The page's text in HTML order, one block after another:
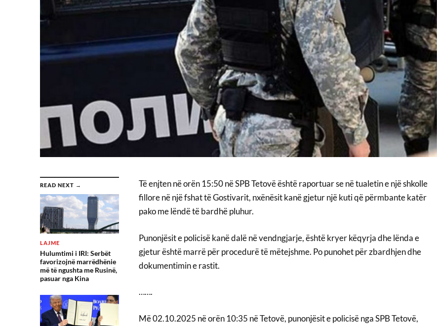
READ NEXT →
LAJME
Hulumtimi i IRI: Serbët
favorizojnë marrëdhënie
më të ngushta me Rusinë,
pasuar nga Kina
Të enjten në orën 15:50 në SPB Tetovë është raportuar se në tualetin e një shkolle
fillore në një fshat të Gostivarit, nxënësit kanë gjetur një kuti që përmbante katër
pako me lëndë të bardhë pluhur.
Punonjësit e policisë kanë dalë në vendngjarje, është kryer këqyrja dhe lënda e
gjetur është marrë për procedurë të mëtejshme. Po punohet për zbardhjen dhe
dokumentimin e rastit.
…….
Më 02.10.2025 në orën 10:35 në Tetovë, punonjësit e policisë nga SPB Tetovë,